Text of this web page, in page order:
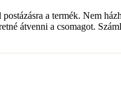
postázásra a termék. Nem
átvenni a csomagot.